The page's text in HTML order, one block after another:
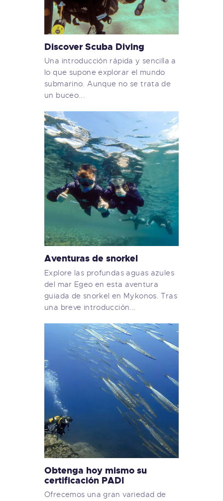
Discover Scuba Diving
Una introducción rápida y sencilla a
lo que supone explorar el mundo
submarino. Aunque no se trata de
un buceo...
Aventuras de snorkel
Explore las profundas aguas azules
del mar Egeo en esta aventura
guiada de snorkel en Mykonos. Tras
una breve introducción...
Obtenga hoy mismo su
certificación PADI
Ofrecemos una gran variedad de